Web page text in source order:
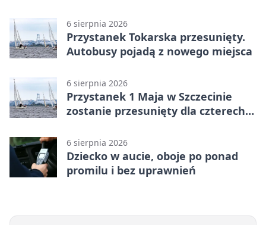
6 sierpnia 2026
Przystanek Tokarska przesunięty.
Autobusy pojadą z nowego miejsca
6 sierpnia 2026
Przystanek 1 Maja w Szczecinie
zostanie przesunięty dla czterech
6 sierpnia 2026
Dziecko w aucie, oboje po ponad
promilu i bez uprawnień